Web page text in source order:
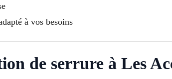
à vos besoins
de serrure à Les